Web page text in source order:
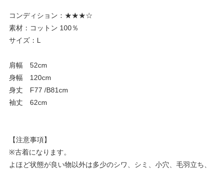
コンディション：★★★☆
素材：コットン 100％
サイズ：L
肩幅 52cm
身幅 120cm
身丈 F77 /B81cm
袖丈 62cm
【注意事項】
※古着になります。
よほど状態が良い物以外は多少のシワ、シミ、小穴、毛羽立ち、